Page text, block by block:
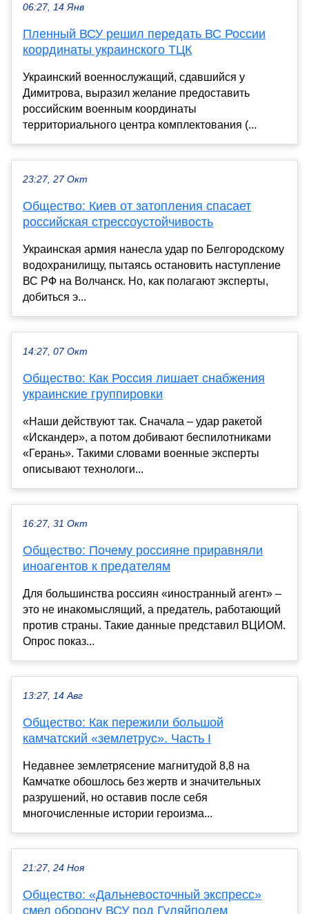
06:27, 14 Янв
Пленный ВСУ решил передать ВС России
координаты украинского ТЦК
Украинский военнослужащий, сдавшийся у
Димитрова, выразил желание предоставить
российским военным координаты
территориального центра комплектования (...
23:27, 27 Окт
Общество: Киев от затопления спасает
российская стрессоустойчивость
Украинская армия нанесла удар по Белгородскому
водохранилищу, пытаясь остановить наступление
ВС РФ на Волчанск. Но, как полагают эксперты,
добиться э...
14:27, 07 Окт
Общество: Как Россия лишает снабжения
украинские группировки
«Наши действуют так. Сначала – удар ракетой
«Искандер», а потом добивают беспилотниками
«Герань». Такими словами военные эксперты
описывают технологи...
16:27, 31 Окт
Общество: Почему россияне приравняли
иноагентов к предателям
Для большинства россиян «иностранный агент» –
это не инакомыслящий, а предатель, работающий
против страны. Такие данные представил ВЦИОМ.
Опрос показ...
13:27, 14 Авг
Общество: Как пережили большой
камчатский «землетрус». Часть I
Недавнее землетрясение магнитудой 8,8 на
Камчатке обошлось без жертв и значительных
разрушений, но оставив после себя
многочисленные истории героизма...
21:27, 24 Ноя
Общество: «Дальневосточный экспресс»
смел оборону ВСУ под Гуляйполем